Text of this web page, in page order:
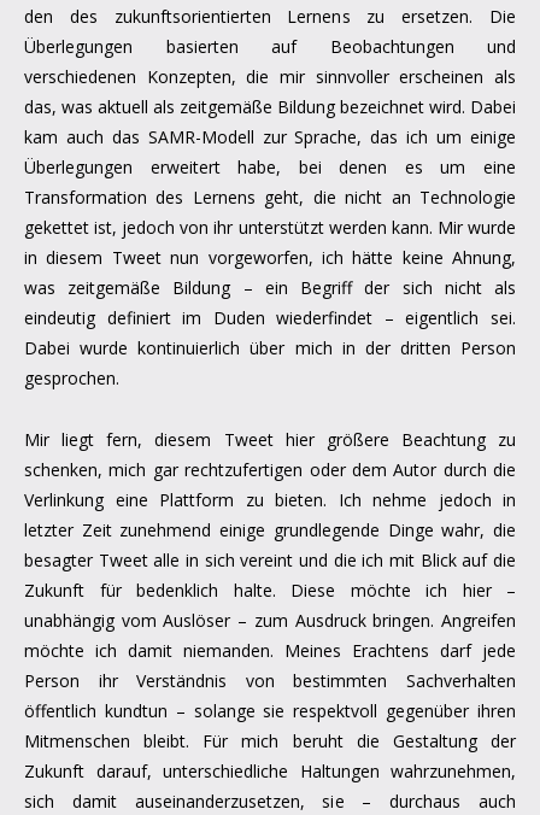
den des zukunftsorientierten Lernens zu ersetzen. Die
Überlegungen basierten auf Beobachtungen und
verschiedenen Konzepten, die mir sinnvoller erscheinen als
das, was aktuell als zeitgemäße Bildung bezeichnet wird. Dabei
kam auch das SAMR-Modell zur Sprache, das ich um einige
Überlegungen erweitert habe, bei denen es um eine
Transformation des Lernens geht, die nicht an Technologie
gekettet ist, jedoch von ihr unterstützt werden kann. Mir wurde
in diesem Tweet nun vorgeworfen, ich hätte keine Ahnung,
was zeitgemäße Bildung – ein Begriff der sich nicht als
eindeutig definiert im Duden wiederfindet – eigentlich sei.
Dabei wurde kontinuierlich über mich in der dritten Person
gesprochen.
Mir liegt fern, diesem Tweet hier größere Beachtung zu
schenken, mich gar rechtzufertigen oder dem Autor durch die
Verlinkung eine Plattform zu bieten. Ich nehme jedoch in
letzter Zeit zunehmend einige grundlegende Dinge wahr, die
besagter Tweet alle in sich vereint und die ich mit Blick auf die
Zukunft für bedenklich halte. Diese möchte ich hier –
unabhängig vom Auslöser – zum Ausdruck bringen. Angreifen
möchte ich damit niemanden. Meines Erachtens darf jede
Person ihr Verständnis von bestimmten Sachverhalten
öffentlich kundtun – solange sie respektvoll gegenüber ihren
Mitmenschen bleibt. Für mich beruht die Gestaltung der
Zukunft darauf, unterschiedliche Haltungen wahrzunehmen,
sich damit auseinanderzusetzen, sie – durchaus auch